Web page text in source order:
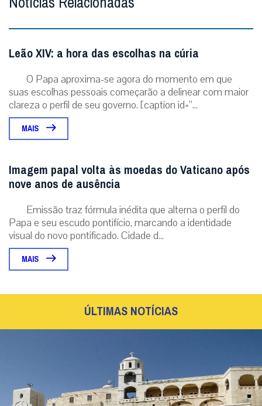
Leão XIV: a hora das escolhas na cúria
O Papa aproxima-se agora do momento em que
suas escolhas pessoais começarão a delinear com maior
clareza o perfil de seu governo. [caption id=”...
MAIS
Imagem papal volta às moedas do Vaticano após
nove anos de ausência
Emissão traz fórmula inédita que alterna o perfil do
Papa e seu escudo pontifício, marcando a identidade
visual do novo pontificado. Cidade d...
MAIS
ÚLTIMAS NOTÍCIAS